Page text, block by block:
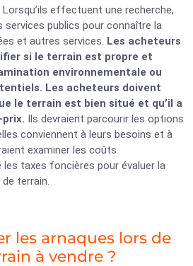
Lorsqu’ils effectuent une recherche,
services publics pour connaître la
et autres services. Les acheteurs
si le terrain est propre et
environnementale ou
Les acheteurs doivent
le terrain est bien situé et qu’il a
Ils devraient parcourir les options
conviennent à leurs besoins et à
examiner les coûts
taxes foncières pour évaluer la
terrain.
les arnaques lors de
à vendre ?